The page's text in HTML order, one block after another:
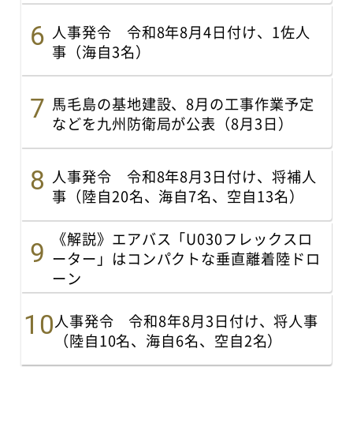
人事発令 令和8年8月4日付け、1佐人
事（海自3名）
馬毛島の基地建設、8月の工事作業予定
などを九州防衛局が公表（8月3日）
人事発令 令和8年8月3日付け、将補人
事（陸自20名、海自7名、空自13名）
《解説》エアバス「U030フレックスロ
ーター」はコンパクトな垂直離着陸ドロ
ーン
人事発令 令和8年8月3日付け、将人事
（陸自10名、海自6名、空自2名）